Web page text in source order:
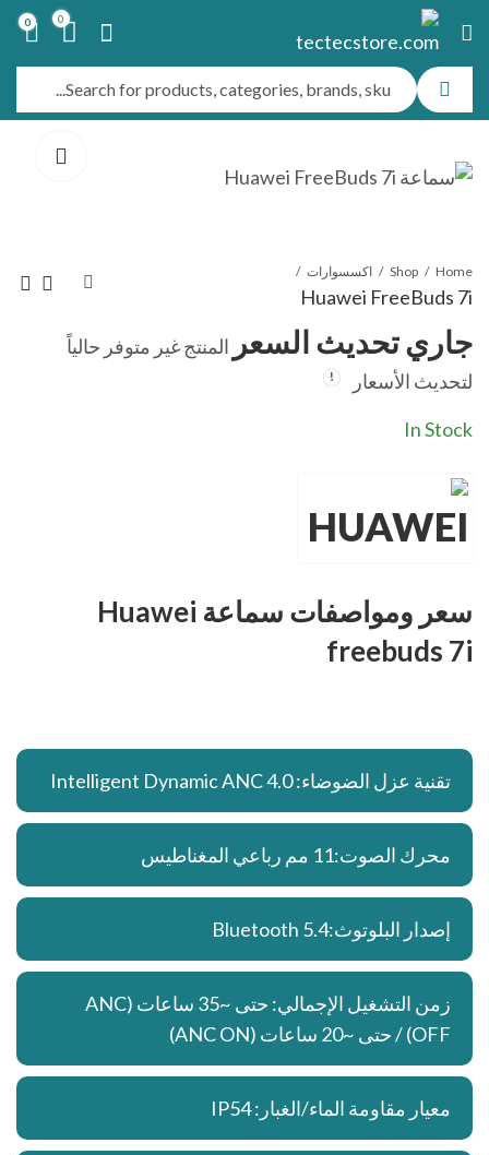
0
0
Home
Shop اكسسوارات
Huawei FreeBuds 7i
Huawei Band 9
Honor Earbuds A
جاري تحديث السعر المنتج غير متوفر حالياً
لتحديث الأسعار
In Stock
سعر ومواصفات سماعة Huawei
freebuds 7i
تقنية عزل الضوضاء: Intelligent Dynamic ANC 4.0
محرك الصوت:11 مم رباعي المغناطيس
إصدار البلوتوث:Bluetooth 5.4
زمن التشغيل الإجمالي: حتى ~35 ساعات (ANC
OFF) / حتى ~20 ساعات (ANC ON)
معيار مقاومة الماء/الغبار: IP54